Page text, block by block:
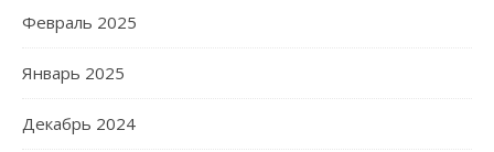
Февраль 2025
Январь 2025
Декабрь 2024